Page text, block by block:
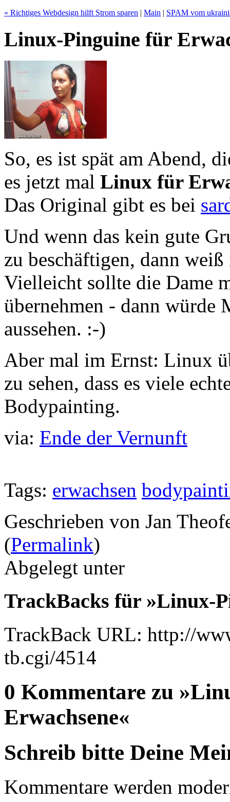
« Richtiges Webdesign hilft Strom sparen | Main | SPAM vom
Linux-Pinguine für
So, es ist spät am Abend,
es jetzt mal Linux für
Das Original gibt es bei
Und wenn das kein gute
zu beschäftigen, dann
Vielleicht sollte die Dame
übernehmen - dann würde
aussehen. :-)
Aber mal im Ernst: Linux
zu sehen, dass es viele
Bodypainting.
via: Ende der Vernunft
Tags: erwachsen
Geschrieben von Jan
(Permalink)
Abgelegt unter
TrackBacks für »Linux-
TrackBack URL: http://
tb.cgi/4514
0 Kommentare zu
Erwachsene«
Schreib bitte Deine
Kommentare werden